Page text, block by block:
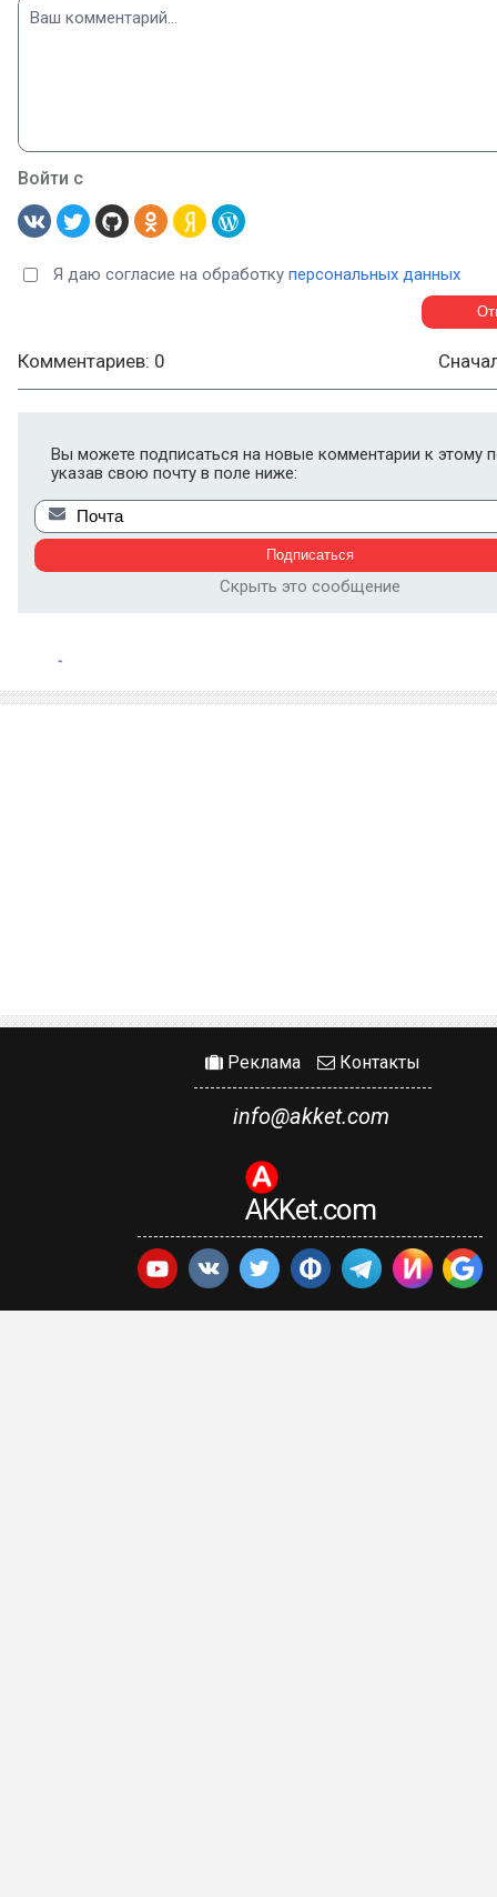
Войти с
Я даю согласие на обработку персональных данных
Комментариев: 0
Вы можете подписаться на новые комментарии к этому
указав свою почту в поле ниже:
Скрыть это сообщение
Реклама Контакты
info@akket.com
AKKet.com